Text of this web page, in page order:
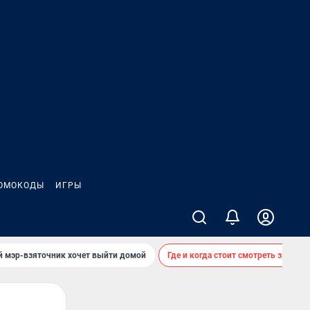
ИГРЫ
мэр-взяточник хочет выйти домой Где и когда стоит смотреть